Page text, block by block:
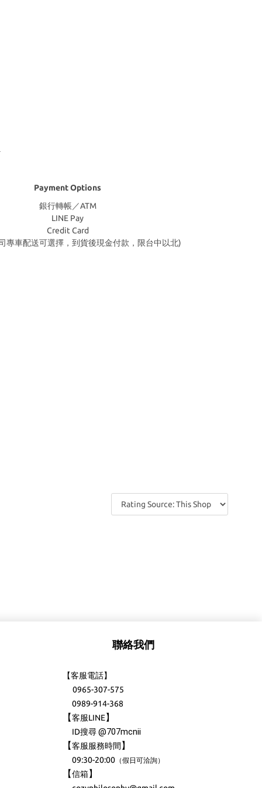
Payment Options
銀行轉帳／ATM
LINE Pay
Credit Card
專車配送可選擇，到貨後現金付款，限台中以北)
聯絡我們
【客服電話】
0965-307-575
0989-914-368
【客服LINE】
ID搜尋@707mcnii
【客服服務時間 】
09:30-20:00 （假日可洽詢）
【信箱】